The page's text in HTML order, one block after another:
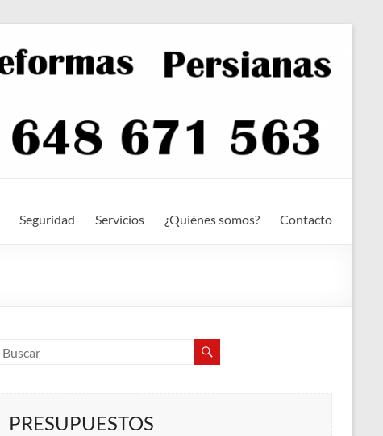
Seguridad Servicios ¿Quiénes somos? Contacto
PRESUPUESTOS